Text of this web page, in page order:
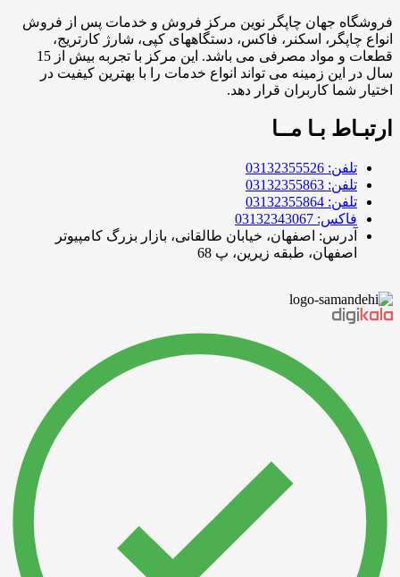
فروشگاه جهان چاپگر نوین مرکز فروش و خدمات پس از فروش
انواع چاپگر، اسکنر، فاکس، دستگاههای کپی، شارژ کارتریج،
قطعات و مواد مصرفی می باشد. این مرکز با تجربه بیش از 15
سال در این زمینه می تواند انواع خدمات را با بهترین کیفیت در
اختیار شما کاربران قرار دهد.
ارتبـاط بـا مــا
تلفن: 03132355526
تلفن: 03132355863
تلفن: 03132355864
فاکس: 03132343067
آدرس: اصفهان، خیابان طالقانی، بازار بزرگ کامپیوتر
اصفهان، طبقه زیرین، پ 68